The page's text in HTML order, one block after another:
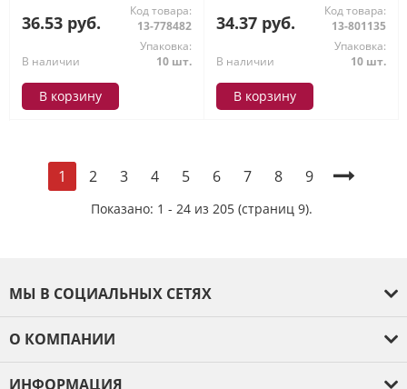
36.53 руб.
Код товара:
13-778482
В наличии
Упаковка:
10 шт.
В корзину
34.37 руб.
Код товара:
13-801135
В наличии
Упаковка:
10 шт.
В корзину
1 2 3 4 5 6 7 8 9
Показано: 1 - 24 из 205 (страниц 9).
МЫ В СОЦИАЛЬНЫХ СЕТЯХ
О КОМПАНИИ
ИНФОРМАЦИЯ